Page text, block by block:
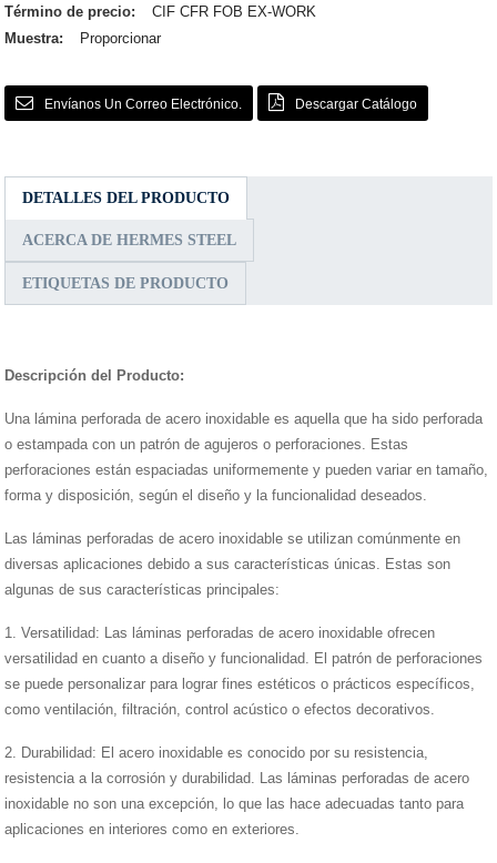
Término de precio:
CIF CFR FOB EX-WORK
Muestra:
Proporcionar
Envíanos Un Correo Electrónico. Descargar Catálogo
DETALLES DEL PRODUCTO
ACERCA DE HERMES STEEL
ETIQUETAS DE PRODUCTO
Descripción del Producto:
Una lámina perforada de acero inoxidable es aquella que ha sido perforada
o estampada con un patrón de agujeros o perforaciones. Estas
perforaciones están espaciadas uniformemente y pueden variar en tamaño,
forma y disposición, según el diseño y la funcionalidad deseados.
Las láminas perforadas de acero inoxidable se utilizan comúnmente en
diversas aplicaciones debido a sus características únicas. Estas son
algunas de sus características principales:
1. Versatilidad: Las láminas perforadas de acero inoxidable ofrecen
versatilidad en cuanto a diseño y funcionalidad. El patrón de perforaciones
se puede personalizar para lograr fines estéticos o prácticos específicos,
como ventilación, filtración, control acústico o efectos decorativos.
2. Durabilidad: El acero inoxidable es conocido por su resistencia,
resistencia a la corrosión y durabilidad. Las láminas perforadas de acero
inoxidable no son una excepción, lo que las hace adecuadas tanto para
aplicaciones en interiores como en exteriores.